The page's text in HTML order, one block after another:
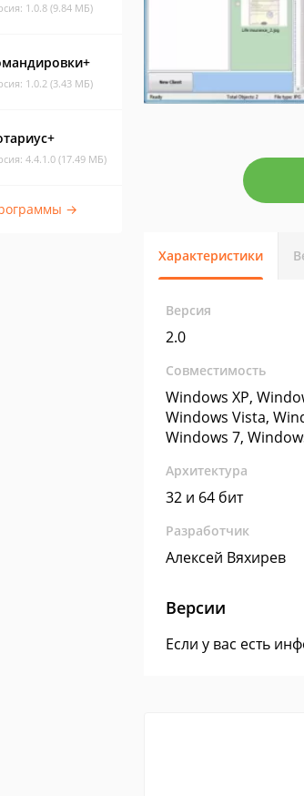
1.0.8 (9.84 МБ)
1.0.2 (3.43 МБ)
4.4.1.0 (17.49 МБ)
→
Характеристики
Версия
2.0
Совместимость
Windows XP,
Windows Vista,
Windows 7,
Архитектура
32 и 64 бит
Разработчик
Алексей Вяхирев
Версии
Если у вас есть